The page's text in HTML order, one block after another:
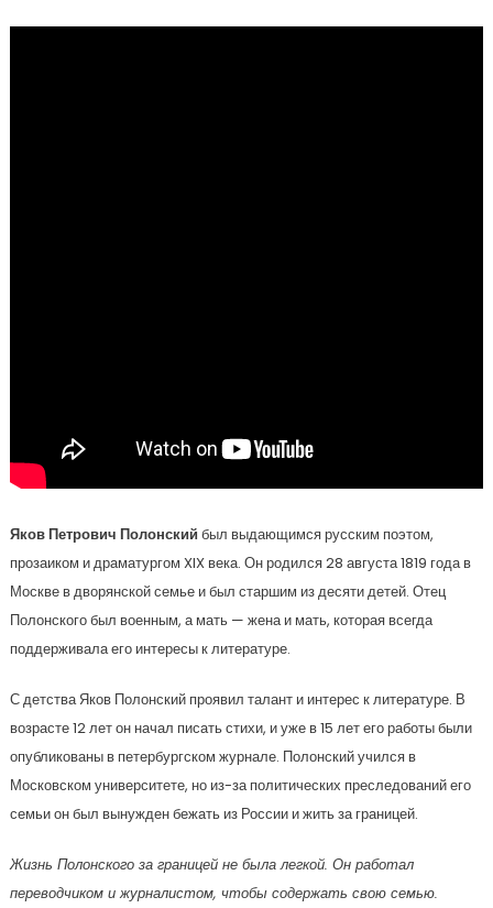
Яков Петрович Полонский был выдающимся русским поэтом,
прозаиком и драматургом XIX века. Он родился 28 августа 1819 года в
Москве в дворянской семье и был старшим из десяти детей. Отец
Полонского был военным, а мать — жена и мать, которая всегда
поддерживала его интересы к литературе.
С детства Яков Полонский проявил талант и интерес к литературе. В
возрасте 12 лет он начал писать стихи, и уже в 15 лет его работы были
опубликованы в петербургском журнале. Полонский учился в
Московском университете, но из-за политических преследований его
семьи он был вынужден бежать из России и жить за границей.
Жизнь Полонского за границей не была легкой. Он работал
переводчиком и журналистом, чтобы содержать свою семью.